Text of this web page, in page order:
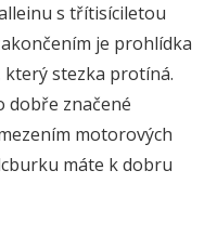
s třítisíciletou
je prohlídka
stezka protíná.
dobře značené
motorových
máte k dobru